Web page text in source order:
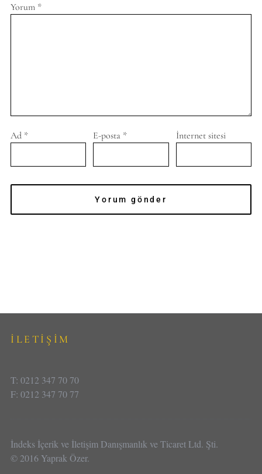
Yorum *
Ad * E-posta * İnternet sitesi
İLETİŞİM
T: 0212 347 70 70
F: 0212 347 70 77
İndeks İçerik ve İletişim Danışmanlık ve Ticaret Ltd. Şti.
© 2016 Yaprak Özer.